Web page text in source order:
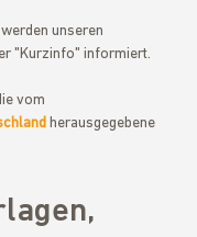
unseren
"Kurzinfo" informiert.
vom
herausgegebene